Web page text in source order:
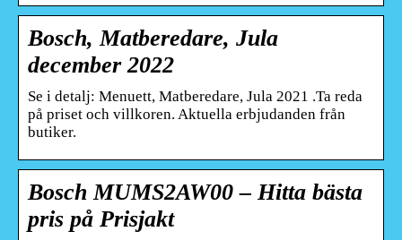
Bosch, Matberedare, Jula
december 2022
Se i detalj: Menuett, Matberedare, Jula 2021 .Ta reda
på priset och villkoren. Aktuella erbjudanden från
butiker.
Bosch MUMS2AW00 – Hitta bästa
pris på Prisjakt